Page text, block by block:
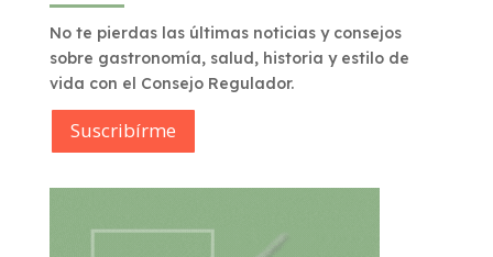
No te pierdas las últimas noticias y consejos
sobre gastronomía, salud, historia y estilo de
vida con el Consejo Regulador.
Suscribírme